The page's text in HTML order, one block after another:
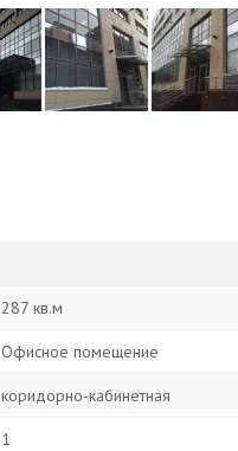
287 кв.м
Офисное помещение
коридорно-кабинетная
1